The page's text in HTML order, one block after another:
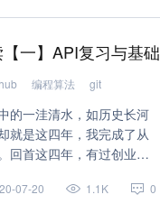
一】API复习与基础
编程算法 git
的一洼清水，如历史长河
就是这四年，我完成了从
回首这四年，有过创业，
出的苦楚，也有过让我笑
07-20 1.1K 0